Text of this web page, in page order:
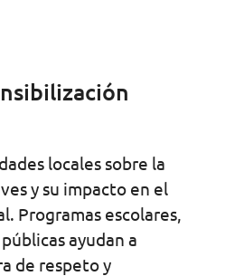
locales sobre la
y su impacto en el
Programas escolares,
ayudan a
de respeto y